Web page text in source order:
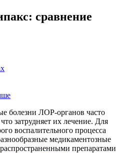
сравнение
болезни ЛОР-органов часто
затрудняет их лечение. Для
воспалительного процесса
медикаментозные
препаратами